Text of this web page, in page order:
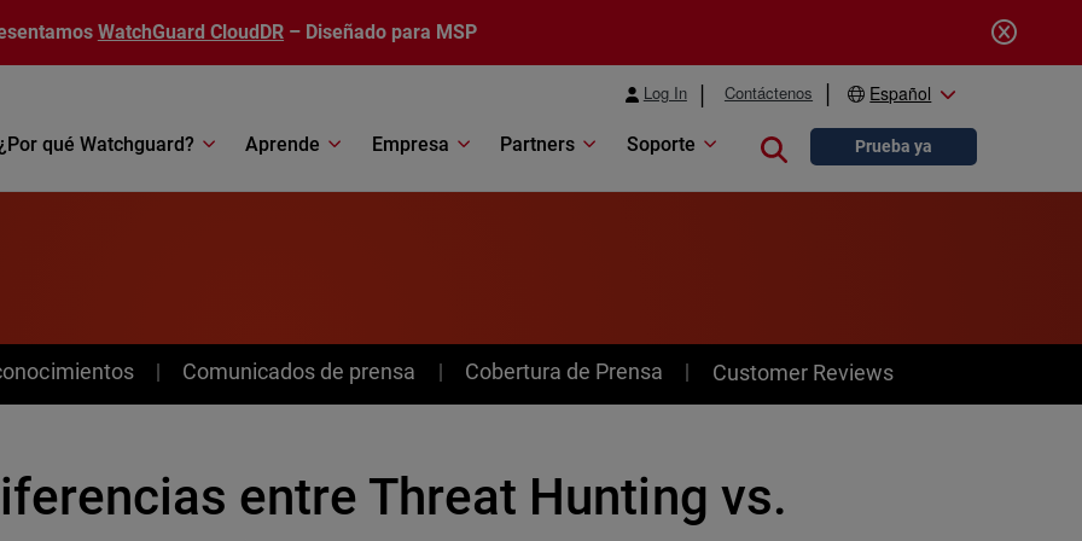
WatchGuard CloudDR – Diseñado para MSP
Log In Contáctenos Español
qué Watchguard? Aprende Empresa Partners Soporte Close searchPrueba ya
Comunicados de prensa Cobertura de Prensa Customer Reviews
entre Threat Hunting vs.